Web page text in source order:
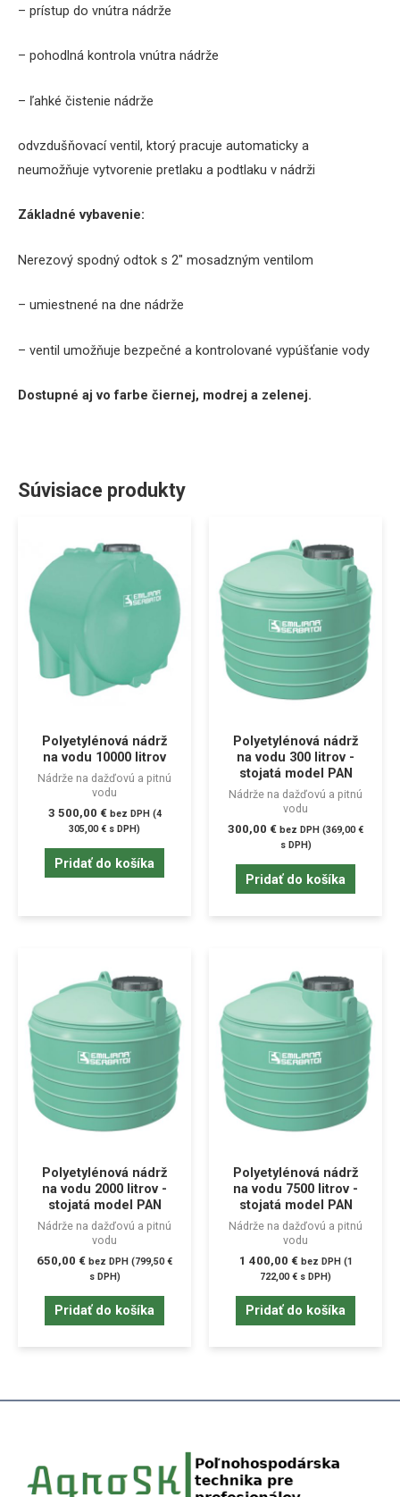
– prístup do vnútra nádrže
– pohodlná kontrola vnútra nádrže
– ľahké čistenie nádrže
odvzdušňovací ventil, ktorý pracuje automaticky a
neumožňuje vytvorenie pretlaku a podtlaku v nádrži
Základné vybavenie:
Nerezový spodný odtok s 2″ mosadzným ventilom
– umiestnené na dne nádrže
– ventil umožňuje bezpečné a kontrolované vypúšťanie vody
Dostupné aj vo farbe čiernej, modrej a zelenej.
Súvisiace produkty
Polyetylénová nádrž
na vodu 10000 litrov
Nádrže na dažďovú a pitnú
vodu
3 500,00 € bez DPH (4
305,00€ s DPH)
Pridať do košíka
Polyetylénová nádrž
na vodu 300 litrov -
stojatá model PAN
Nádrže na dažďovú a pitnú
vodu
300,00 € bez DPH (369,00€
s DPH)
Pridať do košíka
Polyetylénová nádrž
na vodu 2000 litrov -
stojatá model PAN
Nádrže na dažďovú a pitnú
vodu
650,00 € bez DPH (799,50€
s DPH)
Pridať do košíka
Polyetylénová nádrž
na vodu 7500 litrov -
stojatá model PAN
Nádrže na dažďovú a pitnú
vodu
1 400,00 € bez DPH (1
722,00€ s DPH)
Pridať do košíka